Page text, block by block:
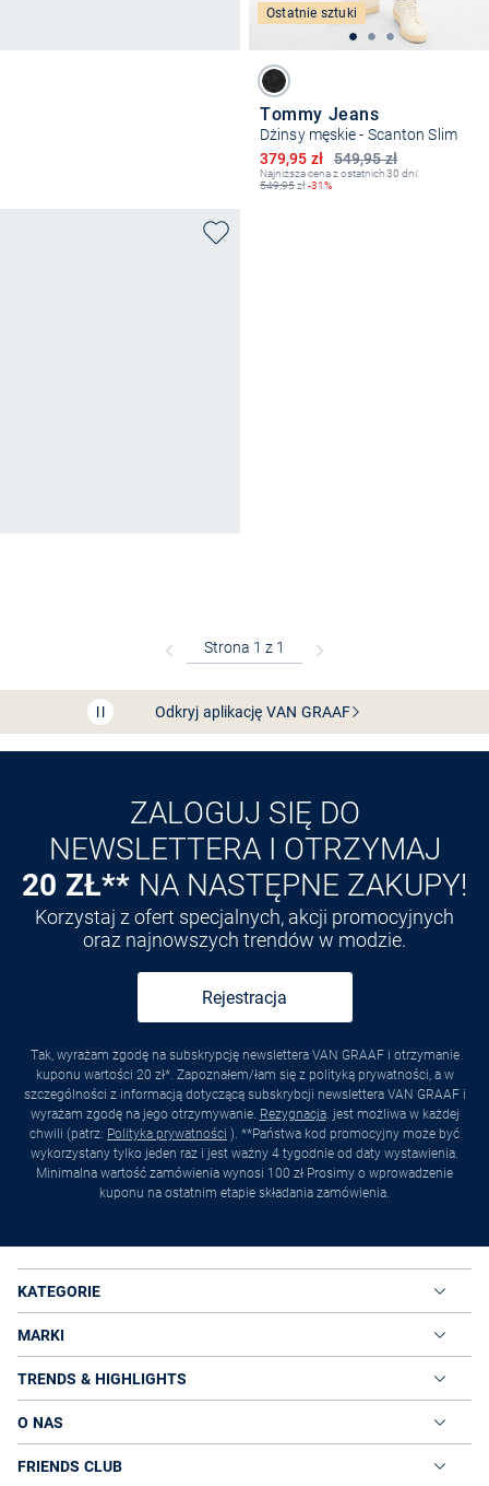
Ostatnie sztuki
Tommy Jeans
Dżinsy męskie - Scanton Slim
549,95 zł
Obniżona cena
379,95 zł
Najniższa cena z ostatnich 30 dni:
549,95zł-31%
Przedłużenie czasu zwrotu towaru: 60 dni
Odkryj aplikację VAN GRAAF
ZALOGUJ SIĘ DO
NEWSLETTERA I OTRZYMAJ
20 ZŁ** NA NASTĘPNE ZAKUPY!
Korzystaj z ofert specjalnych, akcji promocyjnych
oraz najnowszych trendów w modzie.
Rejestracja
Tak, wyrażam zgodę na subskrypcję newslettera VAN GRAAF i otrzymanie
kuponu wartości 20 zł*. Zapoznałem/łam się z polityką prywatności, a w
szczególności z informacją dotyczącą subskrybcji newslettera VAN GRAAF i
wyrażam zgodę na jego otrzymywanie. Rezygnacja. jest możliwa w każdej
chwili (patrz: Polityka prywatności ). **Państwa kod promocyjny może być
wykorzystany tylko jeden raz i jest ważny 4 tygodnie od daty wystawienia.
Minimalna wartość zamówienia wynosi 100 zł Prosimy o wprowadzenie
kuponu na ostatnim etapie składania zamówienia.
KATEGORIE
MARKI
TRENDS & HIGHLIGHTS
O NAS
FRIENDS CLUB